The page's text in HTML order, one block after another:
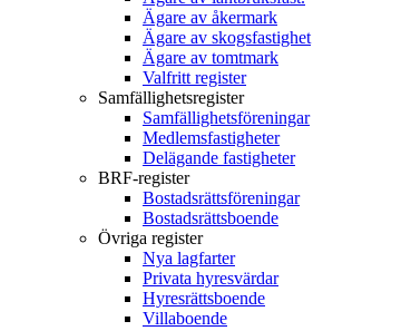
Ägare av åkermark
Ägare av skogsfastighet
Ägare av tomtmark
Valfritt register
Samfällighetsregister
Samfällighetsföreningar
Medlemsfastigheter
Delägande fastigheter
BRF-register
Bostadsrättsföreningar
Bostadsrättsboende
Övriga register
Nya lagfarter
Privata hyresvärdar
Hyresrättsboende
Villaboende